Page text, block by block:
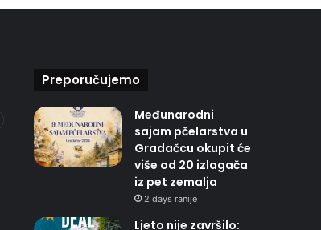
Preporučujemo
Međunarodni
sajam pčelarstva u
Gradačcu okupit će
više od 20 izlagača
iz pet zemalja
2 days ranije
Ljeto nije završilo: